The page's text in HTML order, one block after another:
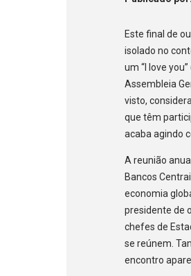
Este final de
isolado no
um “I love
Assembleia
visto,
que têm
acaba agindo
A reunião
Bancos
economia
presidente de
chefes de
se reúnem.
encontro